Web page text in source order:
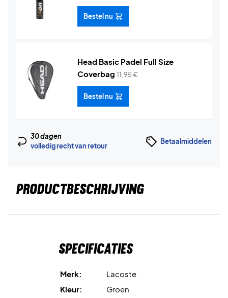
Bestel nu
Head Basic Padel Full Size
Coverbag 11,95€
Bestel nu
30 dagen
volledig recht van retour
Betaalmiddelen
PRODUCTBESCHRIJVING
Specificaties
Merk:
Lacoste
Kleur:
Groen